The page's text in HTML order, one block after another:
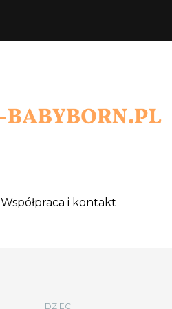
Współpraca i kontakt
DZIECI